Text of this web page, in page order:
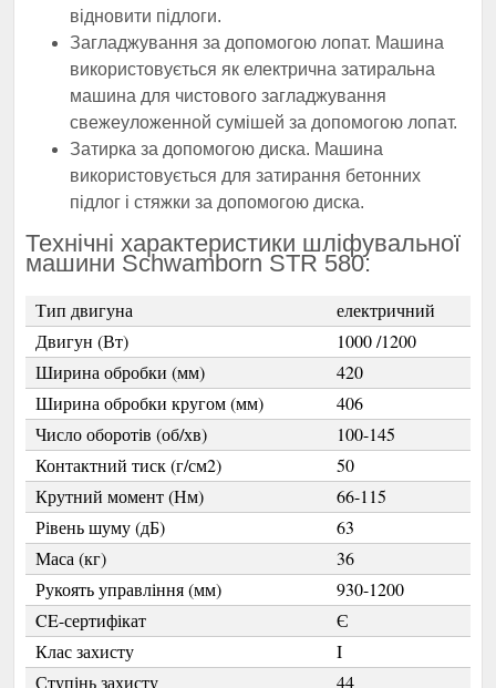
відновити підлоги.
Загладжування за допомогою лопат. Машина
використовується як електрична затиральна
машина для чистового загладжування
свежеуложенной сумішей за допомогою лопат.
Затирка за допомогою диска. Машина
використовується для затирання бетонних
підлог і стяжки за допомогою диска.
Технічні характеристики шліфувальної
машини Schwamborn STR 580:
Тип двигуна
електричний
Двигун (Вт)
1000 /1200
Ширина обробки (мм)
420
Ширина обробки кругом (мм)
406
Число оборотів (об/хв)
100-145
Контактний тиск (г/см2)
50
Крутний момент (Нм)
66-115
Рівень шуму (дБ)
63
Маса (кг)
36
Рукоять управління (мм)
930-1200
CE-сертифікат
Є
Клас захисту
I
Ступінь захисту
44